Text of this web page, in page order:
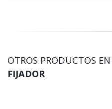
OTROS PRODUCTOS EN
FIJADOR